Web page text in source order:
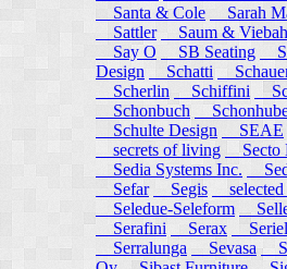
Santa & Cole
Sarah
Sattler
Saum &
Say O
SB Seating
Design
Schatti
Scherlin
Schiffini
Schonbuch
Schulte Design
SEAE
secrets of living
Secto
Sedia Systems Inc.
Sefar
Segis
selected
Seledue-Seleform
Serafini
Serax
Serralunga
Sevasa